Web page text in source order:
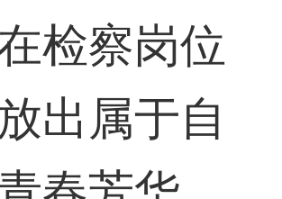
检察岗位
出属于自